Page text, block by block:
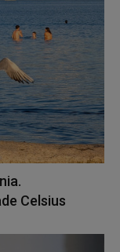
Celsius